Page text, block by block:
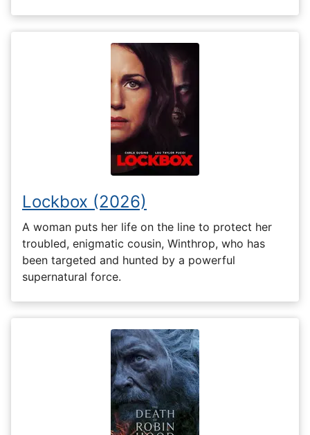
Lockbox (2026)
A woman puts her life on the line to protect her
troubled, enigmatic cousin, Winthrop, who has
been targeted and hunted by a powerful
supernatural force.